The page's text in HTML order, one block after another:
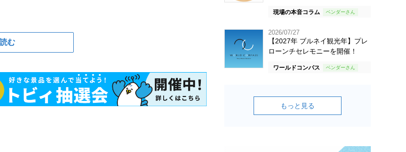
む
現場の本音コラム
2026/07/27
【2027年 ブルネイ観光年】プレ
ローンチセレモニーを開催！
ワールドコンパス
もっと見る